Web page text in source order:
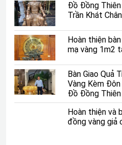
Vận chuyển và lắp đặt tượng
catut cao 1m7 (2m4 cả gậy)
Đồ Đồng Thiên
Trần Khát
Hoàn thiện
mạ vàng 1m2
Bàn Giao Quả
Vàng Kèm Đôn
Đồ Đồng
Hoàn thiện và
đồng vàng giả